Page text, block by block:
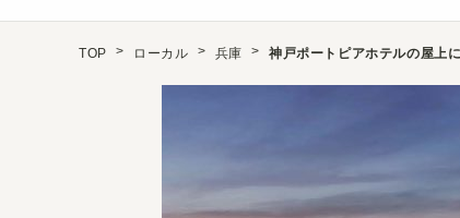
TOP ローカル 兵庫 神戸ポートピアホテルの屋上